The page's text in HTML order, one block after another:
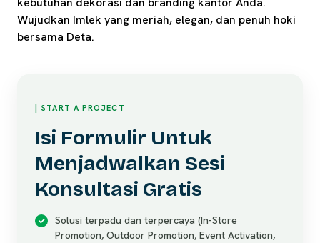
Wujudkan Imlek yang meriah, elegan, dan penuh hoki
bersama Deta.
| START A PROJECT
Isi Formulir Untuk
Menjadwalkan Sesi
Konsultasi Gratis
Solusi terpadu dan terpercaya (In-Store
Promotion, Outdoor Promotion, Event Activation,